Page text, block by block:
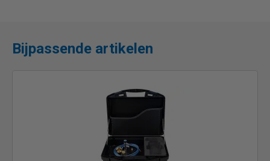
Bijpassende artikelen